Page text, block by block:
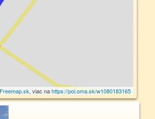
Freemap.sk, viac nahttps://poi.oma.sk/w1080183165